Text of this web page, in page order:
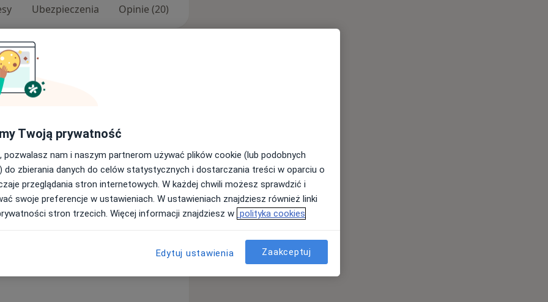
Ubezpieczenia Opinie (20)
Medycznego w
i ginekologii. Doświadczenie
w Warszawie, ośrodku
t. j. Nietrzymaniem
w kursach, szkoleniach i
przebiegła w
Twoją prywatność
pozwalasz nam i naszym partnerom używać plików cookie (lub podobnych
do zbierania danych do celów statystycznych i dostarczania treści w oparciu o
przeglądania stron internetowych. W każdej chwili możesz sprawdzić i
swoje preferencje w ustawieniach. W ustawieniach znajdziesz również linki
stron trzecich. Więcej informacji znajdziesz w polityka cookies
Edytuj ustawienia Zaakceptuj